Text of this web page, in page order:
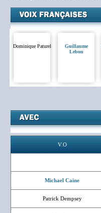
Dominique Paturel
Guillaume
Lebon
V.O
Michael Caine
Patrick Dempsey